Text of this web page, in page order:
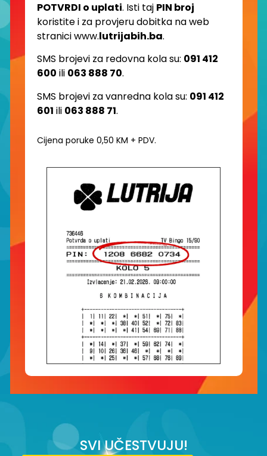
POTVRDI o uplati. Isti taj PIN broj
koristite i za provjeru dobitka na web
stranici www.lutrijabih.ba.
SMS brojevi za redovna kola su: 091 412
600 ili 063 888 70.
SMS brojevi za vanredna kola su: 091 412
601 ili 063 888 71.
Cijena poruke 0,50 KM + PDV.
SVI UČESTVUJU!